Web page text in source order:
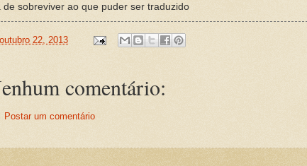
de sobreviver ao que puder ser traduzido
outubro 22, 2013
comentário:
Postar um comentário